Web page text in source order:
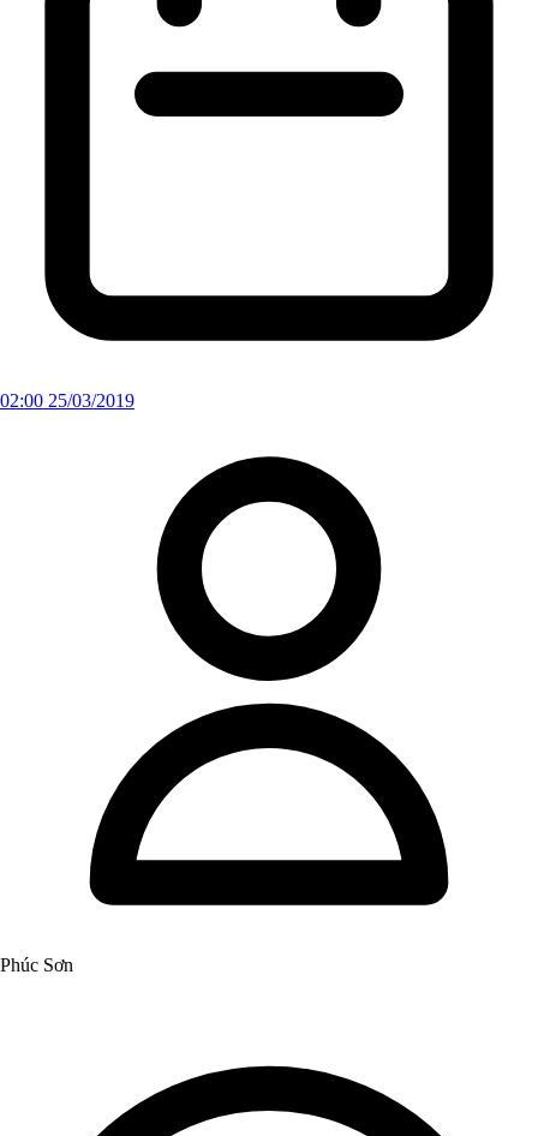
02:00 25/03/2019
Phúc Sơn